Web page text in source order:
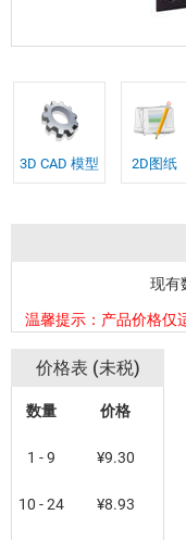
3D CAD 模型 2D图纸
现有
温馨提示：产品价格仅
价格表 (未税)
数量 价格
1 - 9 ¥9.30
10 - 24 ¥8.93